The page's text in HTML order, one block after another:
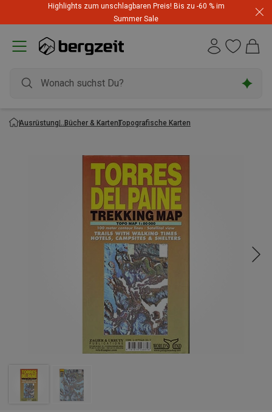
Highlights zum unschlagbaren Preis! Bis zu -60 % im
Summer Sale
Ausrüstung Bücher & KartenTopografische Karten